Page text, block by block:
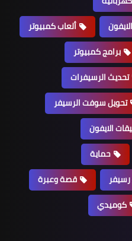
ألعاب كمبيوتر
برامج كمبيوتر
تحديث الرسيفرات
تحويل سوفت الرسيفر
الايفون
حماية
قصة وعبرة
كوميدي